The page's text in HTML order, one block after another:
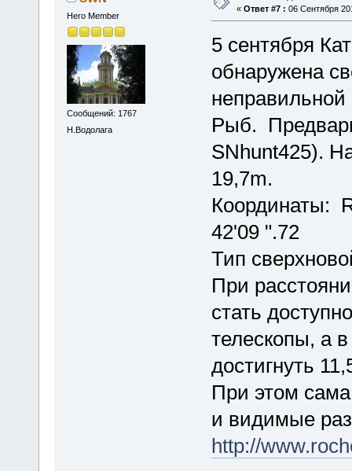
Hero Member
Сообщений: 1767
Н.Водолага
« Ответ #7 : 06 Сентября
5 сентября
обнаружена
неправильной
Рыб.
SNhunt425).
19,7m.
Координаты:
42'09 ".72
Тип
При
стать
телескопы, а
достигнуть
При этом сама
и видимые
http://